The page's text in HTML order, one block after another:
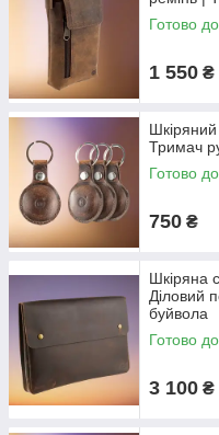
Готово
1 550 ₴
Тримач
Готово
750 ₴
Шкіряна
Діловий
буйвола
Готово
3 100 ₴